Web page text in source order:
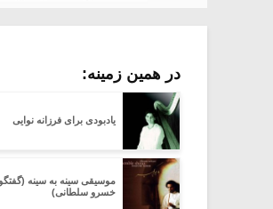
در همین زمینه:
یادبودی برای فرزانه نوایی
موسیقی سینه به سینه (گفتگو
خسرو سلطانی)